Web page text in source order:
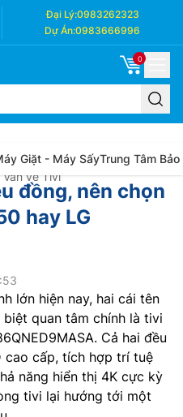
Đại Lý:0983262323
Dự Án:0983666996
0
Giặt - Máy SấyTrung Tâm Bảo
Vấn về Tivi
đồng, nên chọn
hay LG
lớn hiện nay, hai cái tên
quan tâm chính là tivi
Cả hai đều
cao cấp, tích hợp trí tuệ
năng hiển thị 4K cực kỳ
tivi lại hướng tới một